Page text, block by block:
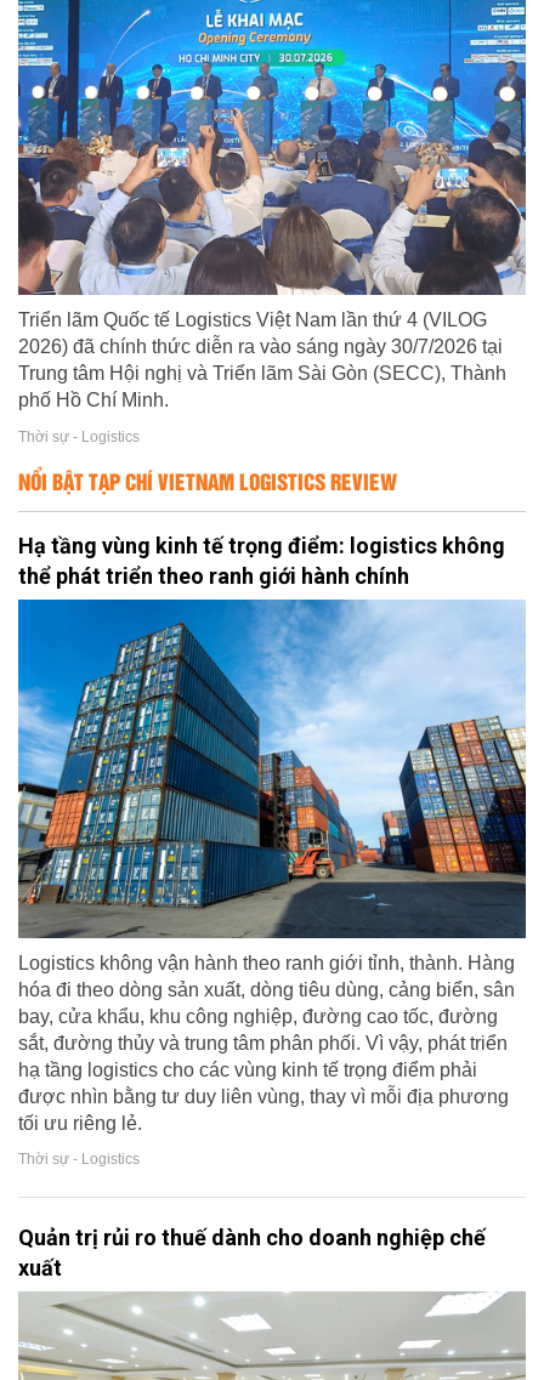
Triển lãm Quốc tế Logistics Việt Nam lần thứ 4 (VILOG
2026) đã chính thức diễn ra vào sáng ngày 30/7/2026 tại
Trung tâm Hội nghị và Triển lãm Sài Gòn (SECC), Thành
phố Hồ Chí Minh.
Thời sự - Logistics
NỔI BẬT TẠP CHÍ VIETNAM LOGISTICS REVIEW
Hạ tầng vùng kinh tế trọng điểm: logistics không
thể phát triển theo ranh giới hành chính
Logistics không vận hành theo ranh giới tỉnh, thành. Hàng
hóa đi theo dòng sản xuất, dòng tiêu dùng, cảng biển, sân
bay, cửa khẩu, khu công nghiệp, đường cao tốc, đường
sắt, đường thủy và trung tâm phân phối. Vì vậy, phát triển
hạ tầng logistics cho các vùng kinh tế trọng điểm phải
được nhìn bằng tư duy liên vùng, thay vì mỗi địa phương
tối ưu riêng lẻ.
Thời sự - Logistics
Quản trị rủi ro thuế dành cho doanh nghiệp chế
xuất